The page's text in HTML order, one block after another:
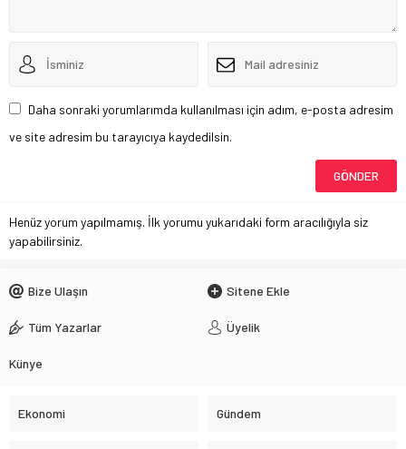
Daha sonraki yorumlarımda kullanılması için adım, e-posta adresim
ve site adresim bu tarayıcıya kaydedilsin.
Henüz yorum yapılmamış. İlk yorumu yukarıdaki form aracılığıyla siz
yapabilirsiniz.
Bize Ulaşın Sitene Ekle
Tüm Yazarlar Üyelik
Künye
Ekonomi Gündem